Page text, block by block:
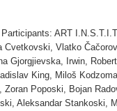
ART
Cvetkovski, Vlatko
Gjorgjievska, Irwin,
King, Miloš
Zoran Poposki, Bojan
Aleksandar Stankoski,